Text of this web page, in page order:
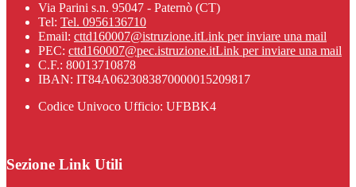
Via Parini s.n. 95047 - Paternò (CT)
Tel: Tel. 0956136710
Email: cttd160007@istruzione.itLink per inviare una mail
PEC: cttd160007@pec.istruzione.itLink per inviare una mail
C.F.: 80013710878
IBAN: IT84A0623083870000015209817
Codice Univoco Ufficio: UFBBK4
Sezione Link Utili